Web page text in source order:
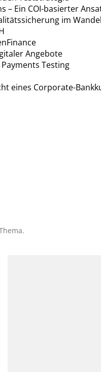
– Ein COI-basierter
im Wandel
Angebote
Testing
eines Corporate-